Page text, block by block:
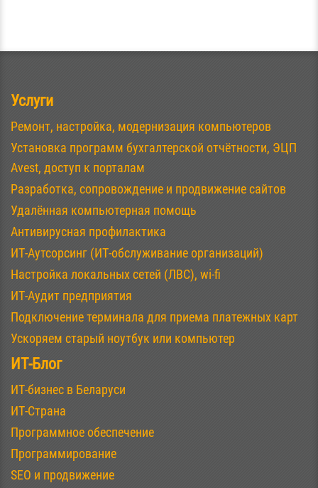
Услуги
Ремонт, настройка, модернизация компьютеров
Установка программ бухгалтерской отчётности, ЭЦП
Avest, доступ к порталам
Разработка, сопровождение и продвижение сайтов
Удалённая компьютерная помощь
Антивирусная профилактика
ИТ-Аутсорсинг (ИТ-обслуживание организаций)
Настройка локальных сетей (ЛВС), wi-fi
ИТ-Аудит предприятия
Подключение терминала для приема платежных карт
Ускоряем старый ноутбук или компьютер
ИТ-Блог
ИТ-бизнес в Беларуси
ИТ-Страна
Программное обеспечение
Программирование
SEO и продвижение